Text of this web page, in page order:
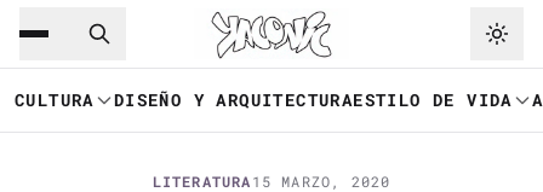
Saltar al contenido principal
CULTURA DISEÑO Y ARQUITECTURAESTILO DE VIDA
LITERATURA15 MARZO, 2020